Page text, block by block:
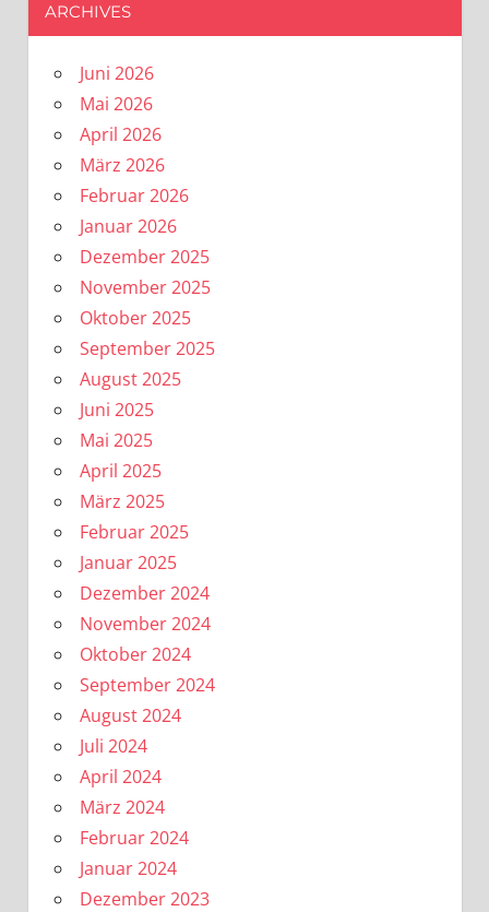
ARCHIVES
Juni 2026
Mai 2026
April 2026
März 2026
Februar 2026
Januar 2026
Dezember 2025
November 2025
Oktober 2025
September 2025
August 2025
Juni 2025
Mai 2025
April 2025
März 2025
Februar 2025
Januar 2025
Dezember 2024
November 2024
Oktober 2024
September 2024
August 2024
Juli 2024
April 2024
März 2024
Februar 2024
Januar 2024
Dezember 2023